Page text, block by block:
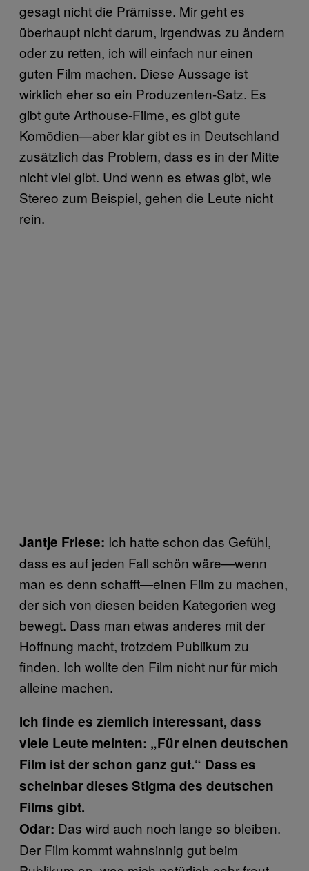
gesagt nicht die Prämisse. Mir geht es
überhaupt nicht darum, irgendwas zu ändern
oder zu retten, ich will einfach nur einen
guten Film machen. Diese Aussage ist
wirklich eher so ein Produzenten-Satz. Es
gibt gute Arthouse-Filme, es gibt gute
Komödien—aber klar gibt es in Deutschland
zusätzlich das Problem, dass es in der Mitte
nicht viel gibt. Und wenn es etwas gibt, wie
Stereo zum Beispiel, gehen die Leute nicht
rein.
Jantje Friese: Ich hatte schon das Gefühl,
dass es auf jeden Fall schön wäre—wenn
man es denn schafft—einen Film zu machen,
der sich von diesen beiden Kategorien weg
bewegt. Dass man etwas anderes mit der
Hoffnung macht, trotzdem Publikum zu
finden. Ich wollte den Film nicht nur für mich
alleine machen.
Ich finde es ziemlich interessant, dass
viele Leute meinten: „Für einen deutschen
Film ist der schon ganz gut.“ Dass es
scheinbar dieses Stigma des deutschen
Films gibt.
Odar: Das wird auch noch lange so bleiben.
Der Film kommt wahnsinnig gut beim